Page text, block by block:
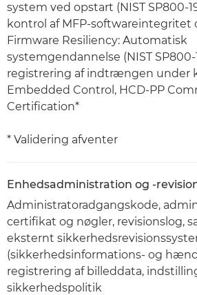
system ved opstart (NIST SP800-
kontrol af MFP-softwareintegritet
Firmware Resiliency: Automatisk
systemgendannelse (NIST SP800-
registrering af indtrængen under
Embedded Control, HCD-PP
Certification*
* Validering afventer
Enhedsadministration og -
Administratoradgangskode,
certifikat og nøgler, revisionslog,
eksternt
(sikkerhedsinformations- og
registrering af billeddata,
sikkerhedspolitik